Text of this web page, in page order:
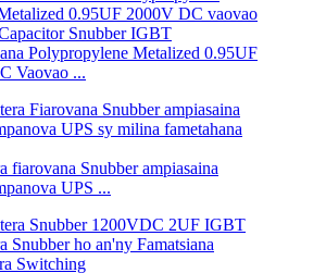
Polypropylene Metalized 0.95UF
Vaovao ...
fiarovana Snubber ampiasaina
UPS ...